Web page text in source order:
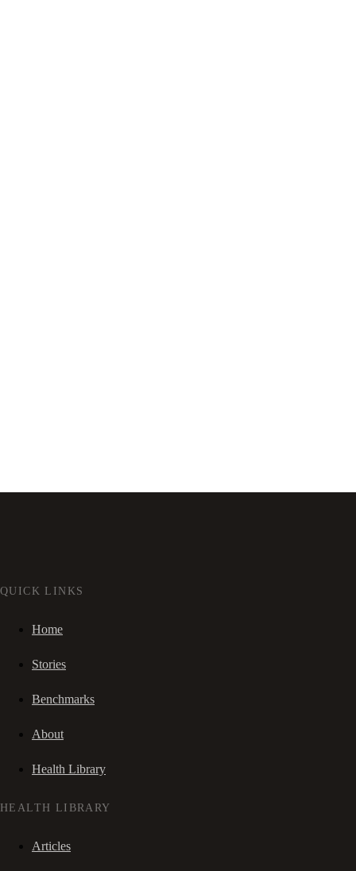
QUICK LINKS
Home
Stories
Benchmarks
About
Health Library
HEALTH LIBRARY
Articles